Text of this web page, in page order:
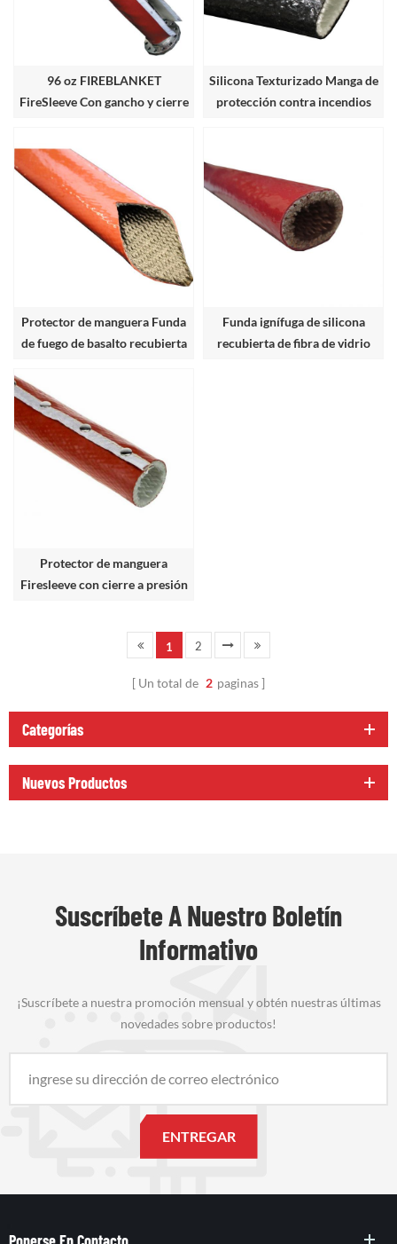
96 oz FIREBLANKET
FireSleeve Con gancho y cierre
Silicona Texturizado Manga de
protección contra incendios
Protector de manguera Funda
de fuego de basalto recubierta
Funda ignífuga de silicona
recubierta de fibra de vidrio
Protector de manguera
Firesleeve con cierre a presión
1 2
Un total de 2 paginas
Categorías
Nuevos Productos
Suscríbete A Nuestro Boletín
Informativo
¡Suscríbete a nuestra promoción mensual y obtén nuestras últimas
novedades sobre productos!